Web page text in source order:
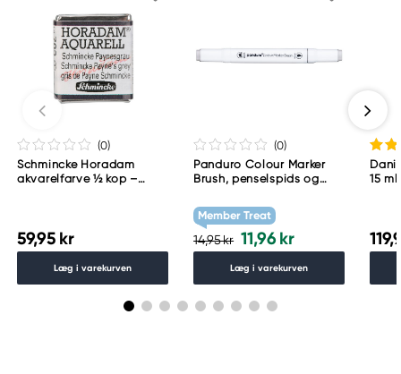
CS 10106
13881 GEMENOS, CEDEX, France
info@pebeo.com
33 (0)4 42 32 08 08
(0)
Schmincke Horadam
akvarelfarve ½ kop –
59,95 kr
Læg i varekurven
(0)
Panduro Colour Marker
Brush, penselspids og
grey 1 WG1
Member Treat
14,95 kr 11,96 kr
Læg i varekurven
15